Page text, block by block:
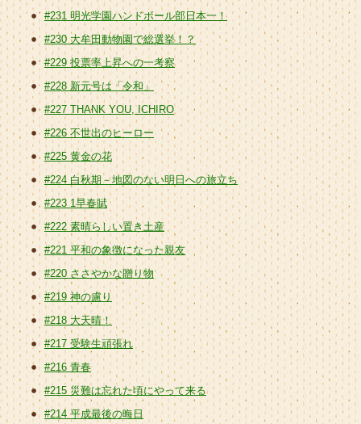
#231 明光学園ハンドボール部日本一！
#230 大牟田動物園で総選挙！？
#229 投票率上昇への一考察
#228 新元号は「令和」
#227 THANK YOU, ICHIRO
#226 不世出のヒーロー
#225 黄金の花
#224 白秋期－地図のない明日への旅立ち
#223 1早春賦
#222 素晴らしい置き土産
#221 平和の象徴になった親友
#220 ささやかな贈り物
#219 神の慮り
#218 大天晴！
#217 受験生頑張れ
#216 青春
#215 災難は忘れた頃にやって来る
#214 平成最後の晦日